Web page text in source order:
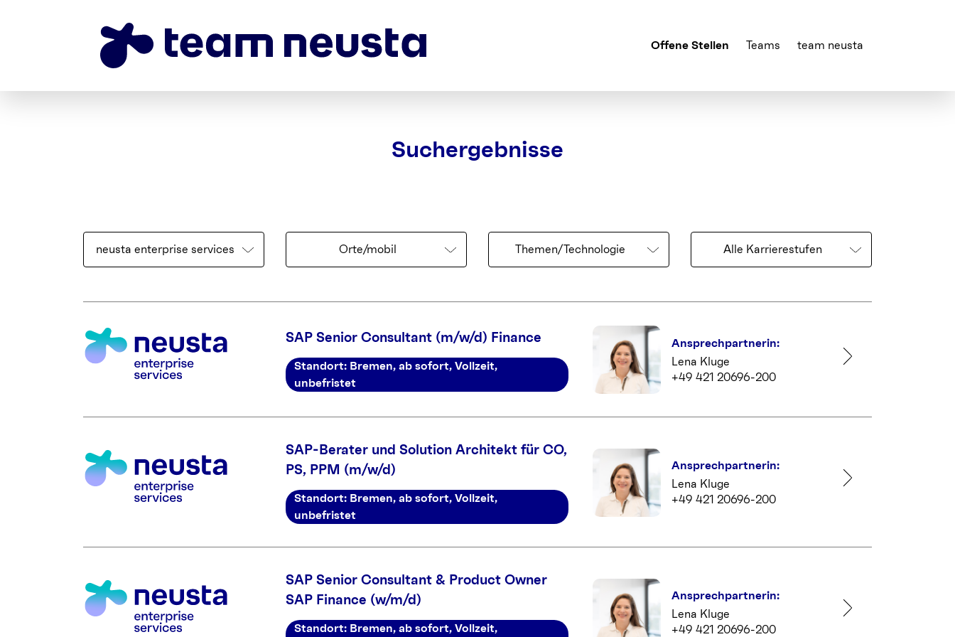
Offene Stellen Teams team neusta
Suchergebnisse
neusta enterprise services Orte/mobil Themen/Technologie Alle Karrierestufen
SAP Senior Consultant (m/w/d) Finance
Standort: Bremen, ab sofort, Vollzeit,
unbefristet
Ansprechpartnerin:
Lena Kluge
+49 421 20696-200
SAP-Berater und Solution Architekt für CO,
PS, PPM (m/w/d)
Standort: Bremen, ab sofort, Vollzeit,
unbefristet
Ansprechpartnerin:
Lena Kluge
+49 421 20696-200
SAP Senior Consultant & Product Owner
SAP Finance (w/m/d)
Standort: Bremen, ab sofort, Vollzeit,
Ansprechpartnerin:
Lena Kluge
+49 421 20696-200